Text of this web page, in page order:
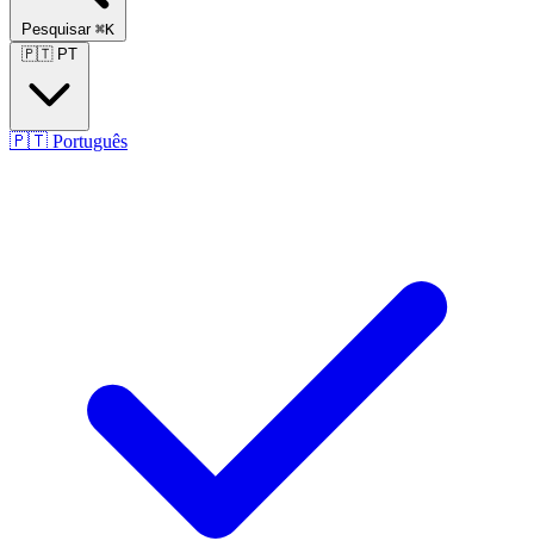
Pesquisar ⌘K
🇵🇹 PT
🇵🇹 Português